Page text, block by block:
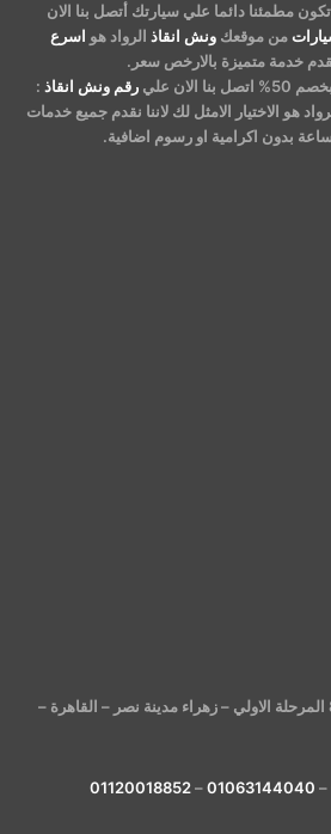
مطمئنا دائما علي سيارتك أتصل بنا الان
من موقعك ونش انقاذ الرواد هو اسرع
خدمة متميزة بالارخص سعر.
بخصم 50% اتصل بنا الان علي رقم ونش انقاذ :
هو الاختيار الامثل لك لاننا نقدم جميع خدمات
العنوان : رقم 1 عمارة رقم 86 المرحلة الاولي – زهراء مدينة نصر – القاهرة –
–
01063144040
–
01120018852